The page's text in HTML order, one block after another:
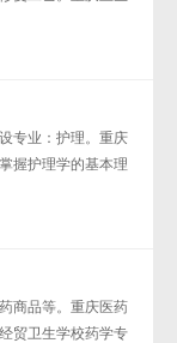
专业：护理。重庆
握护理学的基本理
商品等。重庆医药
贸卫生学校药学专